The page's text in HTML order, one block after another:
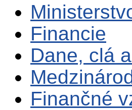
Financie
Dane, clá
Finančné